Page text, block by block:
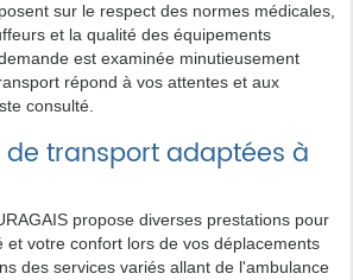
sur le respect des normes médicales,
et la qualité des équipements
est examinée minutieusement
répond à vos attentes et aux
consulté.
de transport adaptées à
propose diverses prestations pour
et votre confort lors de vos déplacements
des services variés allant de l'ambulance